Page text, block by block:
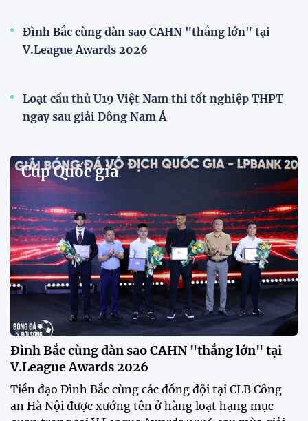
tập để theo dõi sao nhập tịch tuyển Việt Nam
Buổi tập của tuyển Việt Nam chiều nay (29/7) bất
ngờ thu hút sự chú ý của truyền thông Singapore
khi một phóng viên có mặt tại sân để trực tiếp theo
dõi màn thể hiện của các ngôi sao nhập tịch.
Đình Bắc cùng dàn sao CAHN "thắng lớn" tại
V.League Awards 2026
Festival bóng đá nữ trẻ 2026 lan tỏa đam mê tại
Đồng Tháp
Bóng đá Việt Nam nhận giải thưởng đặc biệt từ